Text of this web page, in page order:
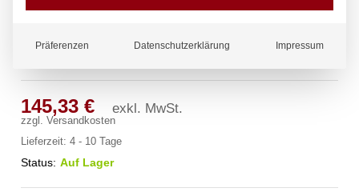
celix Wandauslaufventil starr 1/2″
145,33€ exkl. MwSt.
zzgl.Versandkosten
Lieferzeit:4 - 10 Tage
Status: Auf Lager
Präferenzen Datenschutzerklärung Impressum